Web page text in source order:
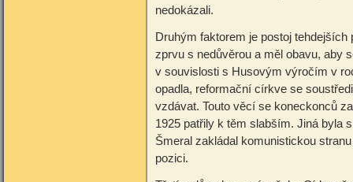
nedokázali.
Druhým faktorem je postoj
zprvu s nedůvěrou a měl obavu, aby
v souvislosti s Husovým výročím v
opadla, reformační církve se
vzdávat. Touto věcí se koneckonců
1925 patřily k těm slabším. Jiná byla
Šmeral zakládal komunistickou
pozici.